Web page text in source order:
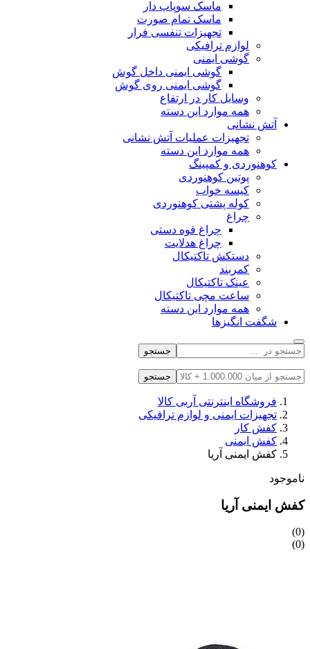
ماسک سوپاپ دار
ماسک تمام صورت
تجهیزات تنفسی فرار
لوازم ترافیکی
گوشی ایمنی
گوشی ایمنی داخل گوش
گوشی ایمنی روی گوش
وسایل کار در ارتفاع
همه موارد این دسته
آتش نشانی
تجهیزات عملیات آتش نشانی
همه موارد این دسته
کوهنوردی و کمپینگ
پوتین کوهنوردی
کیسه خواب
کوله پشتی کوهنوردی
چراغ
چراغ قوه دستی
چراغ هدلایت
دستکش تاکتیکال
کمربند
عینک تاکتیکال
ساعت مچی تاکتیکال
همه موارد این دسته
شگفت انگیزها
جستجو
جستجو
فروشگاه اینترنتی آربی کالا
تجهیزات ایمنی و لوازم ترافیکی
کفش کار
کفش ایمنی
کفش ایمنی آریا
ناموجود
کفش ایمنی آریا
(0)
(0)